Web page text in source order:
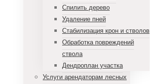
Спилить дерево
Удаление пней
Стабилизация крон и стволов
Обработка повреждений
ствола
Дендроплан участка
Услуги арендаторам лесных